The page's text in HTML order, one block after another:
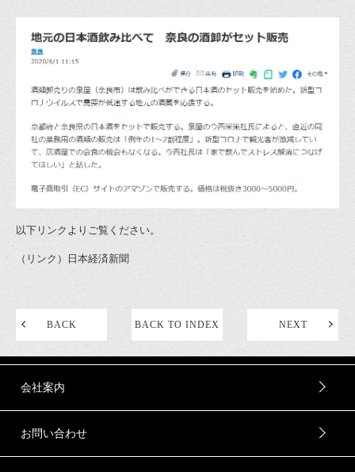
以下リンクよりご覧ください。
（リンク）日本経済新聞
BACK BACK TO INDEX NEXT
会社案内
お問い合わせ